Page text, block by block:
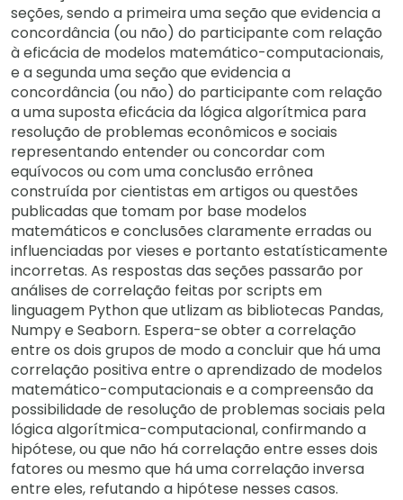
seções, sendo a primeira uma seção que evidencia a
concordância (ou não) do participante com relação
à eficácia de modelos matemático-computacionais,
e a segunda uma seção que evidencia a
concordância (ou não) do participante com relação
a uma suposta eficácia da lógica algorítmica para
resolução de problemas econômicos e sociais
representando entender ou concordar com
equívocos ou com uma conclusão errônea
construída por cientistas em artigos ou questões
publicadas que tomam por base modelos
matemáticos e conclusões claramente erradas ou
influenciadas por vieses e portanto estatísticamente
incorretas. As respostas das seções passarão por
análises de correlação feitas por scripts em
linguagem Python que utlizam as bibliotecas Pandas,
Numpy e Seaborn. Espera-se obter a correlação
entre os dois grupos de modo a concluir que há uma
correlação positiva entre o aprendizado de modelos
matemático-computacionais e a compreensão da
possibilidade de resolução de problemas sociais pela
lógica algorítmica-computacional, confirmando a
hipótese, ou que não há correlação entre esses dois
fatores ou mesmo que há uma correlação inversa
entre eles, refutando a hipótese nesses casos.